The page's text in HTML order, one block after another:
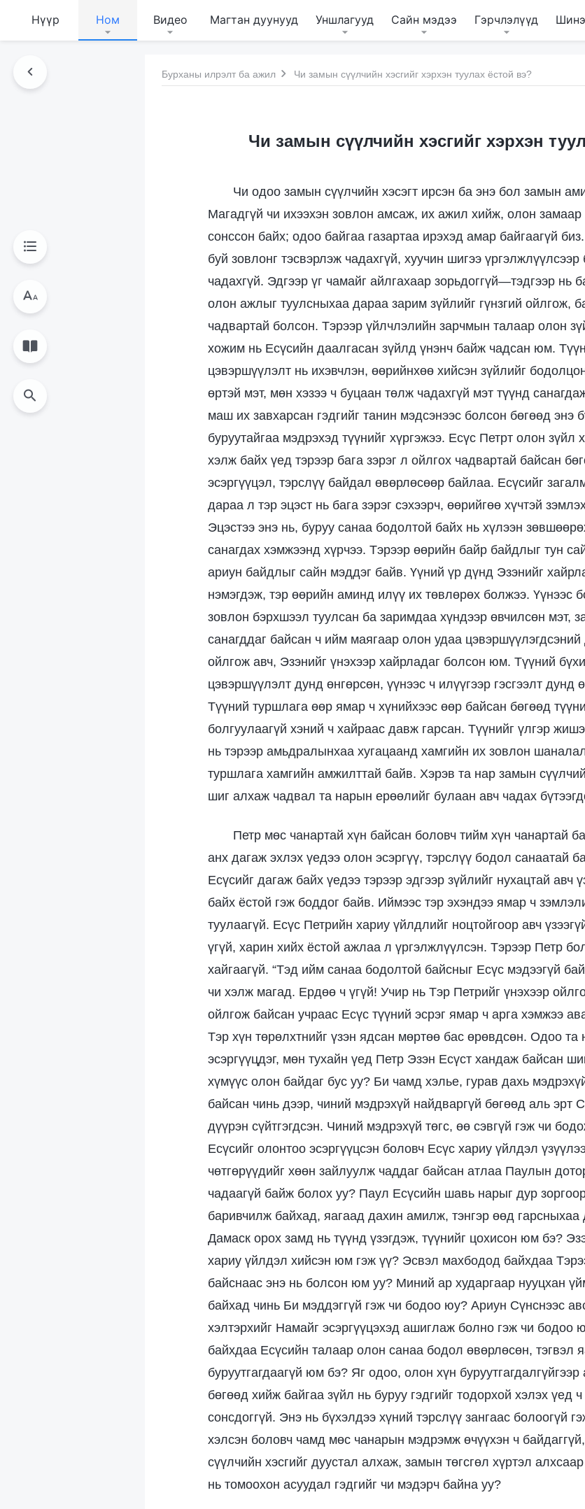
Нүүр Ном Видео Магтан дуунууд Уншлагууд Сайн мэдээ Гэрчлэлүүд
Бурханы илрэлт ба ажил Чи замын сүүлчийн хэсгийг хэрхэн туулах ёстой вэ?
Чи замын сүүлчийн хэсгийг хэрхэн
Чи одоо замын сүүлчийн хэсэгт ирсэн ба энэ бол замын
Магадгүй чи ихээхэн зовлон амсаж, их ажил хийж, олон
сонссон байх; одоо байгаа газартаа ирэхэд амар байгаагүй
буй зовлонг тэсвэрлэж чадахгүй, хуучин шигээ
чадахгүй. Эдгээр үг чамайг айлгахаар зорьдоггүй—тэдгээр
олон ажлыг туулсныхаа дараа зарим зүйлийг гүнзгий ойлгож,
чадвартай болсон. Тэрээр үйлчлэлийн зарчмын талаар олон
хожим нь Есүсийн даалгасан зүйлд үнэнч байж чадсан юм.
цэвэршүүлэлт нь ихэвчлэн, өөрийнхөө хийсэн зүйлийг
өртэй мэт, мөн хэзээ ч буцаан төлж чадахгүй мэт түүнд
маш их завхарсан гэдгийг танин мэдсэнээс болсон бөгөөд энэ
буруутайгаа мэдрэхэд түүнийг хүргэжээ. Есүс Петрт олон зүйл
хэлж байх үед тэрээр бага зэрэг л ойлгох чадвартай байсан
эсэргүүцэл, тэрслүү байдал өвөрлөсөөр байлаа. Есүсийг
дараа л тэр эцэст нь бага зэрэг сэхээрч, өөрийгөө хүчтэй
Эцэстээ энэ нь, буруу санаа бодолтой байх нь хүлээн
санагдах хэмжээнд хүрчээ. Тэрээр өөрийн байр байдлыг тун
ариун байдлыг сайн мэддэг байв. Үүний үр дүнд Эзэнийг
нэмэгдэж, тэр өөрийн аминд илүү их төвлөрөх болжээ. Үүнээс
зовлон бэрхшээл туулсан ба заримдаа хүндээр өвчилсөн мэт,
санагддаг байсан ч ийм маягаар олон удаа
ойлгож авч, Эзэнийг үнэхээр хайрладаг болсон юм. Түүний
цэвэршүүлэлт дунд өнгөрсөн, үүнээс ч илүүгээр гэсгээлт дунд
Түүний туршлага өөр ямар ч хүнийхээс өөр байсан бөгөөд
болгуулаагүй хэний ч хайраас давж гарсан. Түүнийг үлгэр
нь тэрээр амьдралынхаа хугацаанд хамгийн их зовлон
туршлага хамгийн амжилттай байв. Хэрэв та нар замын
шиг алхаж чадвал та нарын ерөөлийг булаан авч чадах
Петр мөс чанартай хүн байсан боловч тийм хүн чанартай
анх дагаж эхлэх үедээ олон эсэргүү, тэрслүү бодол санаатай
Есүсийг дагаж байх үедээ тэрээр эдгээр зүйлийг нухацтай авч
байх ёстой гэж боддог байв. Иймээс тэр эхэндээ ямар ч
туулаагүй. Есүс Петрийн хариу үйлдлийг ноцтойгоор авч
үгүй, харин хийх ёстой ажлаа л үргэлжлүүлсэн. Тэрээр Петр
хайгаагүй. “Тэд ийм санаа бодолтой байсныг Есүс мэдээгүй
чи хэлж магад. Ердөө ч үгүй! Учир нь Тэр Петрийг үнэхээр
ойлгож байсан учраас Есүс түүний эсрэг ямар ч арга хэмжээ
Тэр хүн төрөлхтнийг үзэн ядсан мөртөө бас өрөвдсөн. Одоо
эсэргүүцдэг, мөн тухайн үед Петр Эзэн Есүст хандаж байсан
хүмүүс олон байдаг бус уу? Би чамд хэлье, гурав дахь
байсан чинь дээр, чиний мэдрэхүй найдваргүй бөгөөд аль эрт
дүүрэн сүйтгэгдсэн. Чиний мэдрэхүй төгс, өө сэвгүй гэж чи
Есүсийг олонтоо эсэргүүцсэн боловч Есүс хариу үйлдэл
чөтгөрүүдийг хөөн зайлуулж чаддаг байсан атлаа Паулын
чадаагүй байж болох уу? Паул Есүсийн шавь нарыг дур
баривчилж байхад, яагаад дахин амилж, тэнгэр өөд гарсныхаа
Дамаск орох замд нь түүнд үзэгдэж, түүнийг цохисон юм бэ?
хариу үйлдэл хийсэн юм гэж үү? Эсвэл махбодод байхдаа
байснаас энэ нь болсон юм уу? Миний ар хударгаар нууцхан
байхад чинь Би мэддэггүй гэж чи бодоо юу? Ариун Сүнснээс
хэлтэрхийг Намайг эсэргүүцэхэд ашиглаж болно гэж чи бодоо
байхдаа Есүсийн талаар олон санаа бодол өвөрлөсөн, тэгвэл
буруутгагдаагүй юм бэ? Яг одоо, олон хүн
бөгөөд хийж байгаа зүйл нь буруу гэдгийг тодорхой хэлэх үед
сонсдоггүй. Энэ нь бүхэлдээ хүний тэрслүү зангаас болоогүй
хэлсэн боловч чамд мөс чанарын мэдрэмж өчүүхэн ч
сүүлчийн хэсгийг дуустал алхаж, замын төгсгөл хүртэл
нь томоохон асуудал гэдгийг чи мэдэрч байна уу?